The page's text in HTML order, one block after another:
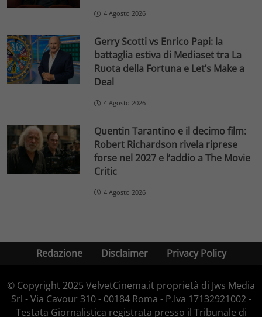
4 Agosto 2026
Gerry Scotti vs Enrico Papi: la
battaglia estiva di Mediaset tra La
Ruota della Fortuna e Let’s Make a
Deal
4 Agosto 2026
Quentin Tarantino e il decimo film:
Robert Richardson rivela riprese
forse nel 2027 e l’addio a The Movie
Critic
4 Agosto 2026
Redazione Disclaimer Privacy Policy
© Copyright 2025 VelvetCinema.it proprietà di Jws Media
Srl - Via Cavour 310 - 00184 Roma - P.Iva 17132921002 -
Testata Giornalistica registrata presso il Tribunale di